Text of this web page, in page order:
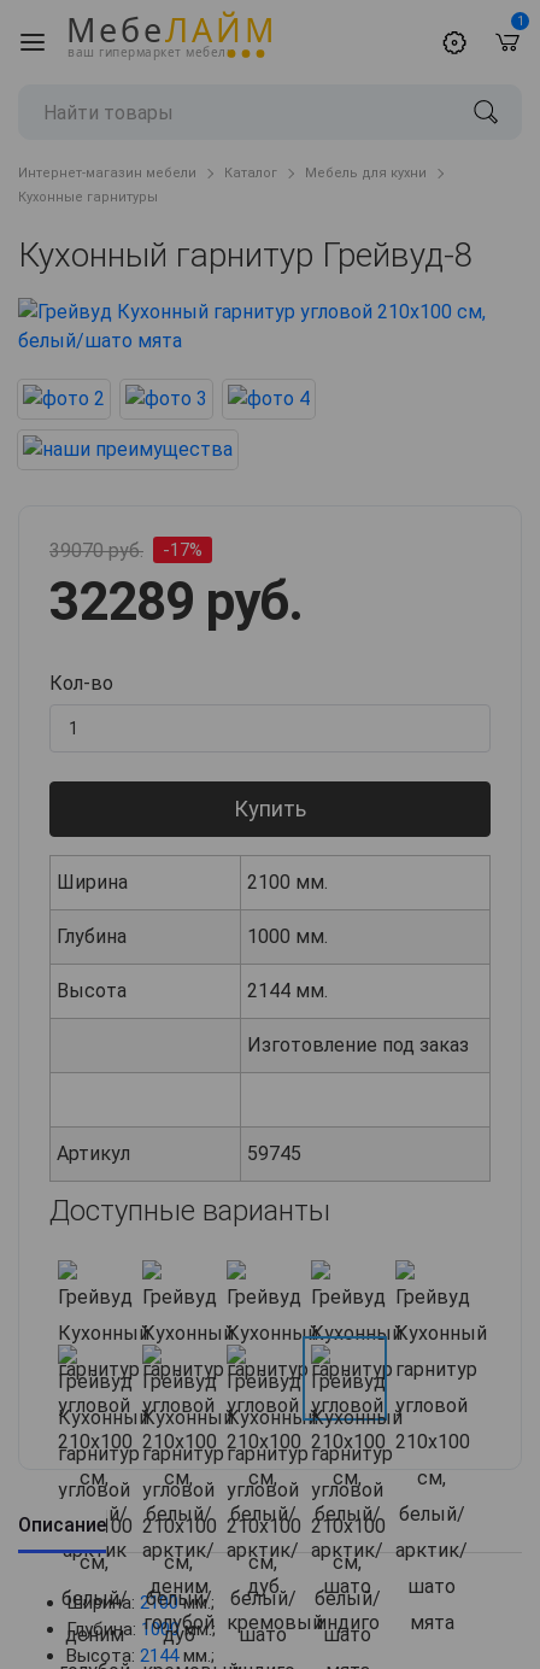
МебеЛАЙМ
ваш гипермаркет мебели
1
Интернет-магазин мебели Каталог
Мебель для кухни
Кухонные гарнитуры
Кухонный гарнитур Грейвуд-8
39070 руб. -17%
32289 руб.
Кол-во
Купить
Ширина 2100 мм.
Глубина 1000 мм.
Высота 2144 мм.
Изготовление под заказ
Артикул 59745
Доступные варианты
Описание
Ширина: 2100мм.;
Глубина: 1000мм.;
Высота: 2144мм.;